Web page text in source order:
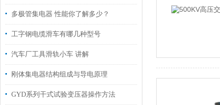
多极管集电器 性能你了解多少？
工字钢电缆滑车有哪几种型号
汽车厂工具滑轨小车 讲解
刚体集电器结构组成与导电原理
GYD系列干式试验变压器操作方法